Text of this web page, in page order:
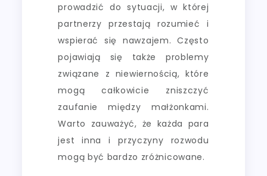
prowadzić do sytuacji, w której
partnerzy przestają rozumieć i
wspierać się nawzajem. Często
pojawiają się także problemy
związane z niewiernością, które
mogą całkowicie zniszczyć
zaufanie między małżonkami.
Warto zauważyć, że każda para
jest inna i przyczyny rozwodu
mogą być bardzo zróżnicowane.